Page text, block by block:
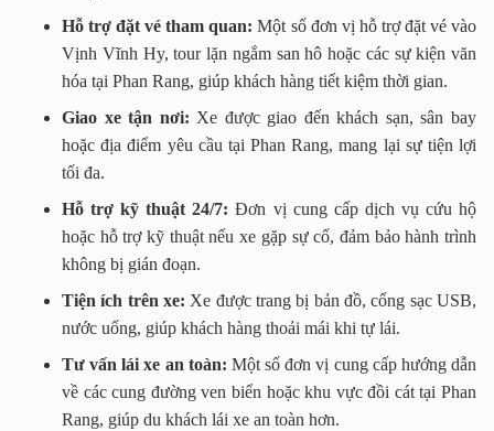
Hỗ trợ đặt vé tham quan: Một số đơn vị hỗ trợ đặt vé vào
Vịnh Vĩnh Hy, tour lặn ngắm san hô hoặc các sự kiện văn
hóa tại Phan Rang, giúp khách hàng tiết kiệm thời gian.
Giao xe tận nơi: Xe được giao đến khách sạn, sân bay
hoặc địa điểm yêu cầu tại Phan Rang, mang lại sự tiện lợi
tối đa.
Hỗ trợ kỹ thuật 24/7: Đơn vị cung cấp dịch vụ cứu hộ
hoặc hỗ trợ kỹ thuật nếu xe gặp sự cố, đảm bảo hành trình
không bị gián đoạn.
Tiện ích trên xe: Xe được trang bị bản đồ, cổng sạc USB,
nước uống, giúp khách hàng thoải mái khi tự lái.
Tư vấn lái xe an toàn: Một số đơn vị cung cấp hướng dẫn
về các cung đường ven biển hoặc khu vực đồi cát tại Phan
Rang, giúp du khách lái xe an toàn hơn.